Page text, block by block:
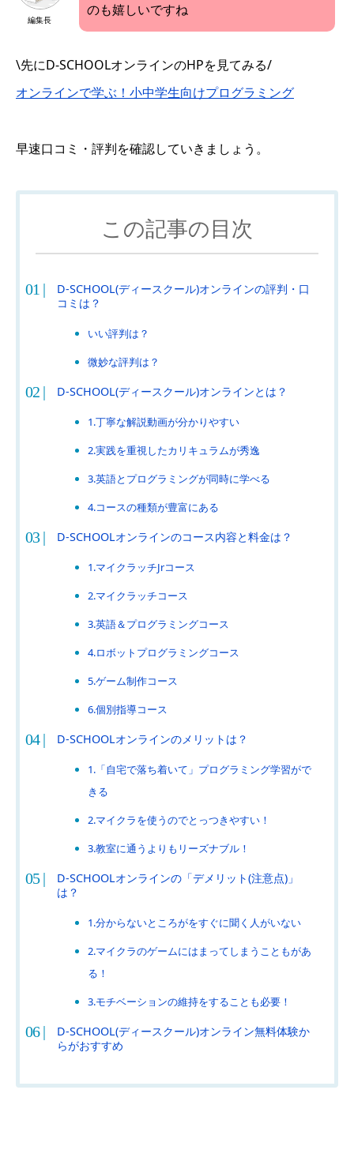
編集長
のも嬉しいですね
\先にD-SCHOOLオンラインのHPを見てみる/
オンラインで学ぶ！小中学生向けプログラミング
早速口コミ・評判を確認していきましょう。
この記事の目次
D-SCHOOL(ディースクール)オンラインの評判・口
コミは？
いい評判は？
微妙な評判は？
D-SCHOOL(ディースクール)オンラインとは？
1.丁寧な解説動画が分かりやすい
2.実践を重視したカリキュラムが秀逸
3.英語とプログラミングが同時に学べる
4.コースの種類が豊富にある
D-SCHOOLオンラインのコース内容と料金は？
1.マイクラッチJrコース
2.マイクラッチコース
3.英語＆プログラミングコース
4.ロボットプログラミングコース
5.ゲーム制作コース
6.個別指導コース
D-SCHOOLオンラインのメリットは？
1.「自宅で落ち着いて」プログラミング学習がで
きる
2.マイクラを使うのでとっつきやすい！
3.教室に通うよりもリーズナブル！
D-SCHOOLオンラインの「デメリット(注意点)」
は？
1.分からないところがをすぐに聞く人がいない
2.マイクラのゲームにはまってしまうこともがあ
る！
3.モチベーションの維持をすることも必要！
D-SCHOOL(ディースクール)オンライン無料体験か
らがおすすめ